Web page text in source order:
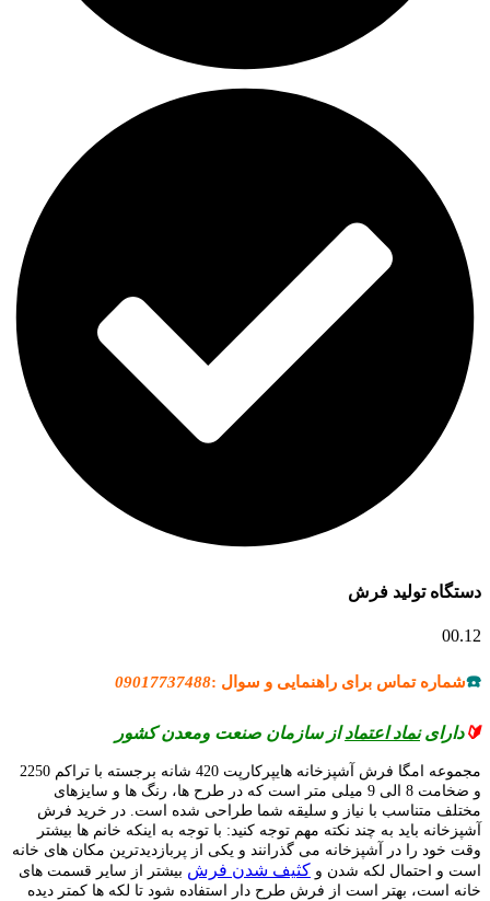
دستگاه تولید فرش
00.12
☎️شماره تماس برای راهنمایی و سوال :09017737488
🔰داراینماد اعتماداز سازمان صنعت ومعدن کشور
مجموعه امگا فرش آشپزخانه هایپرکارپت 420 شانه برجسته با تراکم 2250
و ضخامت 8 الی 9 میلی متر است که در طرح ها، رنگ ها و سایزهای
مختلف متناسب با نیاز و سلیقه شما طراحی شده است. در خرید فرش
آشپزخانه باید به چند نکته مهم توجه کنید: با توجه به اینکه خانم ها بیشتر
وقت خود را در آشپزخانه می گذرانند و یکی از پربازدیدترین مکان های خانه
است و احتمال لکه شدن و کثیف شدن فرش بیشتر از سایر قسمت های
خانه است، بهتر است از فرش طرح دار استفاده شود تا لکه ها کمتر دیده